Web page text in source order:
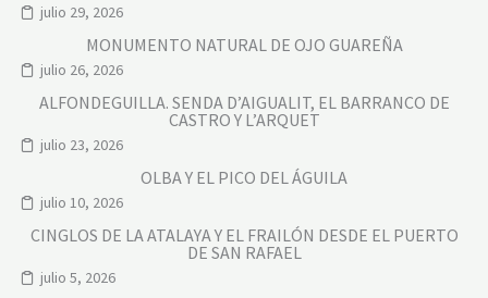
julio 29, 2026
MONUMENTO NATURAL DE OJO GUAREÑA
julio 26, 2026
ALFONDEGUILLA. SENDA D’AIGUALIT, EL BARRANCO DE
CASTRO Y L’ARQUET
julio 23, 2026
OLBA Y EL PICO DEL ÁGUILA
julio 10, 2026
CINGLOS DE LA ATALAYA Y EL FRAILÓN DESDE EL PUERTO
DE SAN RAFAEL
julio 5, 2026